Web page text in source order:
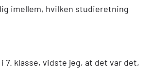
imellem, hvilken studieretning
i 7. klasse, vidste jeg, at det var det,